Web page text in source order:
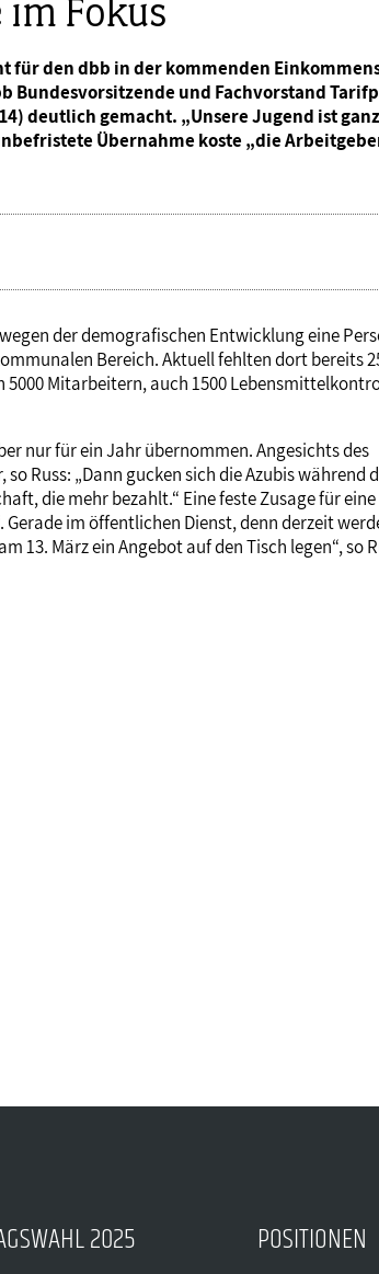
Fokus
für den dbb in der kommenden
Bundesvorsitzende und Fachvorstand
deutlich gemacht. „Unsere Jugend ist
Übernahme koste „die
der demografischen Entwicklung eine
Bereich. Aktuell fehlten dort bereits
Mitarbeitern, auch 1500
nur für ein Jahr übernommen. Angesichts des
Russ: „Dann gucken sich die Azubis während
die mehr bezahlt.“ Eine feste Zusage für
im öffentlichen Dienst, denn derzeit
13. März ein Angebot auf den Tisch legen“, so
2025 POSITIONEN